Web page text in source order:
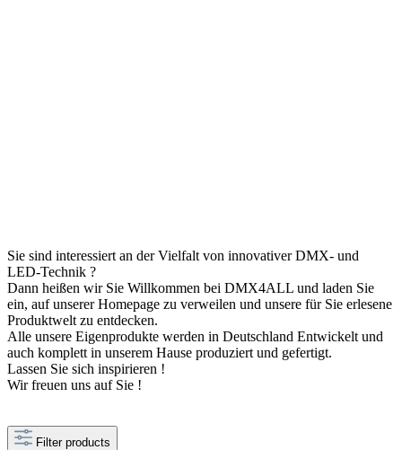
Sie sind interessiert an der Vielfalt von innovativer DMX- und
LED-Technik ?
Dann heißen wir Sie Willkommen bei DMX4ALL und laden Sie
ein, auf unserer Homepage zu verweilen und unsere für Sie erlesene
Produktwelt zu entdecken.
Alle unsere Eigenprodukte werden in Deutschland Entwickelt und
auch komplett in unserem Hause produziert und gefertigt.
Lassen Sie sich inspirieren !
Wir freuen uns auf Sie !
Filter products